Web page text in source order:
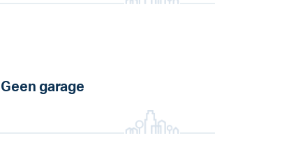
Geen garage